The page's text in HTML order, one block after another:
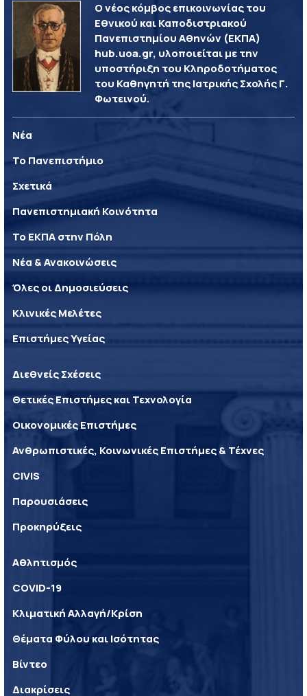
Ο νέος κόμβος επικοινωνίας του
Εθνικού και Καποδιστριακού
Πανεπιστημίου Αθηνών (ΕΚΠΑ)
hub.uoa.gr, υλοποιείται με την
υποστήριξη του Κληροδοτήματος
του Καθηγητή της Ιατρικής Σχολής Γ.
Φωτεινού.
Νέα
Το Πανεπιστήμιο
Σχετικά
Πανεπιστημιακή Κοινότητα
Το ΕΚΠΑ στην Πόλη
Νέα & Ανακοινώσεις
Όλες οι Δημοσιεύσεις
Κλινικές Μελέτες
Επιστήμες Υγείας
Διεθνείς Σχέσεις
Θετικές Επιστήμες και Τεχνολογία
Οικονομικές Επιστήμες
Ανθρωπιστικές, Κοινωνικές Επιστήμες & Τέχνες
CIVIS
Παρουσιάσεις
Προκηρύξεις
Αθλητισμός
COVID-19
Κλιματική Αλλαγή/Κρίση
Θέματα Φύλου και Ισότητας
Βίντεο
Διακρίσεις